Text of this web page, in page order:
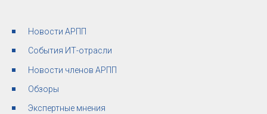
Новости АРПП
События ИТ-отрасли
Новости членов АРПП
Обзоры
Экспертные мнения